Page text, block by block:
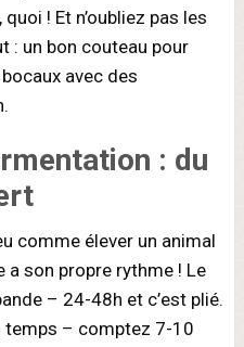
! Et n’oubliez pas les
: un bon couteau pour
avec des
: du
comme élever un animal
a son propre rythme ! Le
– 24-48h et c’est plié.
temps – comptez 7-10